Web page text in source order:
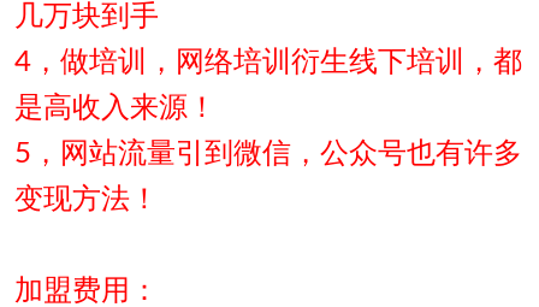
几万块到手
4，做培训，网络培训衍生线下培训，都
是高收入来源！
5，网站流量引到微信，公众号也有许多
变现方法！
加盟费用：